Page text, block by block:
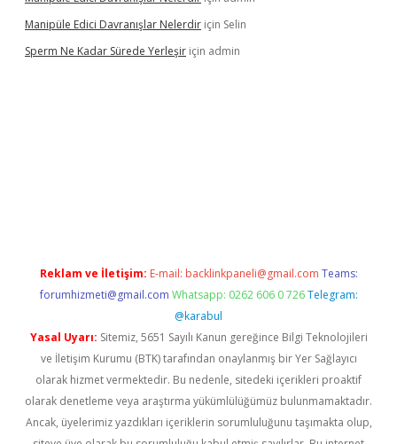
Manipüle Edici Davranışlar Nelerdir için Selin
Sperm Ne Kadar Sürede Yerleşir için admin
Reklam ve İletişim: E-mail: backlinkpaneli@gmail.com Teams:
forumhizmeti@gmail.com Whatsapp: 0262 606 0 726 Telegram:
@karabul
Yasal Uyarı: Sitemiz, 5651 Sayılı Kanun gereğince Bilgi Teknolojileri
ve İletişim Kurumu (BTK) tarafından onaylanmış bir Yer Sağlayıcı
olarak hizmet vermektedir. Bu nedenle, sitedeki içerikleri proaktif
olarak denetleme veya araştırma yükümlülüğümüz bulunmamaktadır.
Ancak, üyelerimiz yazdıkları içeriklerin sorumluluğunu taşımakta olup,